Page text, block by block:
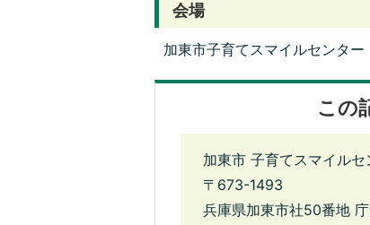
会場
加東市子育てスマイルセンター
この
加東市 子育てスマイルセ
〒673-1493
兵庫県加東市社50番地